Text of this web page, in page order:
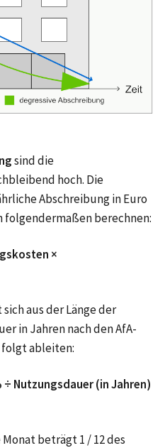
sind die
hoch. Die
Abschreibung in Euro
folgendermaßen berechnen:
×
aus der Länge der
in Jahren nach den AfA-
folgt ableiten:
Nutzungsdauer (in Jahren)
beträgt 1 / 12 des